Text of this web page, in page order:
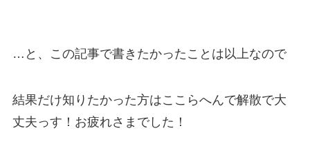
…と、この記事で書きたかったことは以上なので
結果だけ知りたかった方はここらへんで解散で大
丈夫っす！お疲れさまでした！